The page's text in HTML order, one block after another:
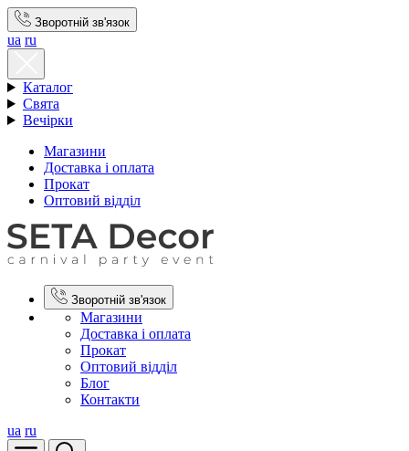
Зворотній зв'язок
ua ru
Каталог
Свята
Вечірки
Магазини
Доставка і оплата
Прокат
Оптовий відділ
Зворотній зв'язок
Магазини
Доставка і оплата
Прокат
Оптовий відділ
Блог
Контакти
ua ru